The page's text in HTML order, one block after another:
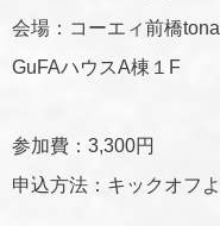
会場：コーエィ前橋
GuFAハウスA棟１F
参加費：3,300円
申込方法：キックオフ